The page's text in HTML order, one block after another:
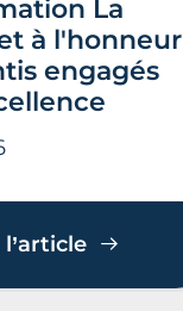
La
à l'honneur
engagés
l’articleCMA